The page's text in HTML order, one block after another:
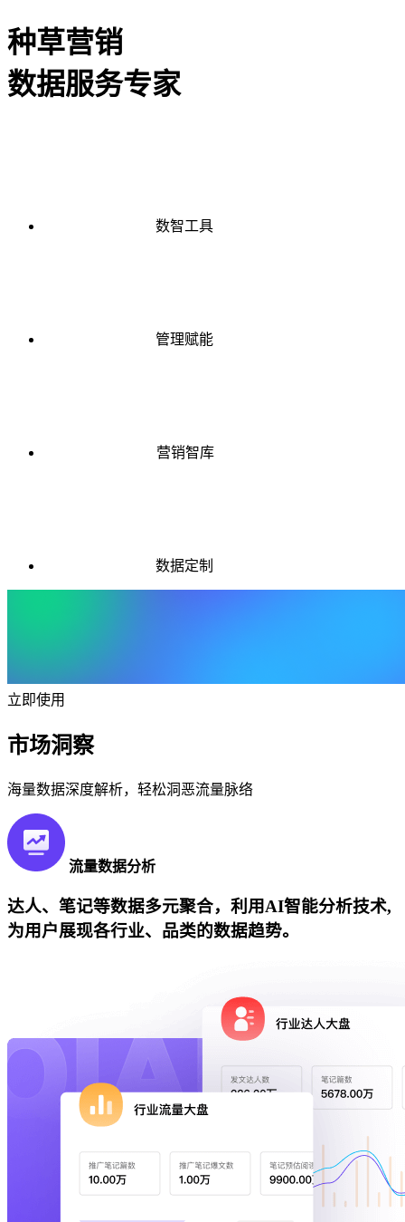
种草营销
数据服务专家
数智工具
管理赋能
营销智库
数据定制
立即使用
市场洞察
海量数据深度解析，轻松洞恶流量脉络
流量数据分析
达人、笔记等数据多元聚合，利用AI智能分析技术,
为用户展现各行业、品类的数据趋势。